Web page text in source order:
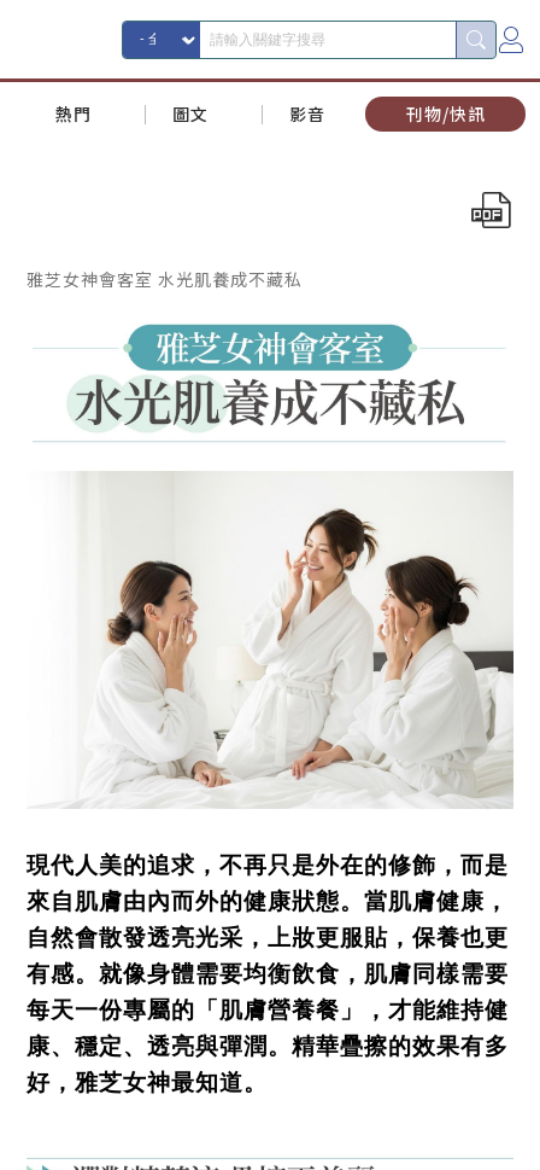
熱門 圖文 影音 刊物/快訊
雅芝女神會客室 水光肌養成不藏私
現代人美的追求，不再只是外在的修飾，而是
來自肌膚由內而外的健康狀態。當肌膚健康，
自然會散發透亮光采，上妝更服貼，保養也更
有感。就像身體需要均衡飲食，肌膚同樣需要
每天一份專屬的「肌膚營養餐」，才能維持健
康、穩定、透亮與彈潤。精華疊擦的效果有多
好，雅芝女神最知道。